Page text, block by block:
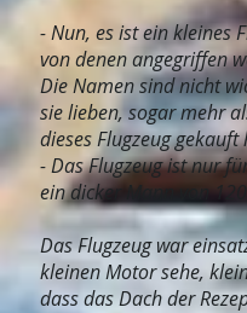
- Nun, es ist ein kleines
von denen angegriffen
Die Namen sind nicht
sie lieben, sogar mehr
dieses Flugzeug gekauft
- Das Flugzeug ist nur
ein dicker Mann von
Das Flugzeug war
kleinen Motor sehe,
dass das Dach der